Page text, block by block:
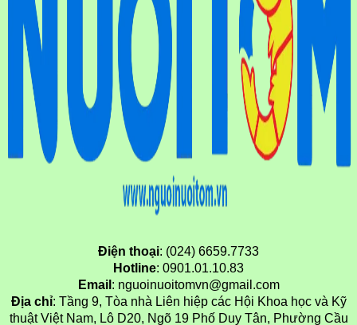
Điện thoại: (024) 6659.7733
Hotline: 0901.01.10.83
Email : nguoinuoitomvn@gmail.com
Địa chỉ: Tầng 9, Tòa nhà Liên hiệp các Hội Khoa học và Kỹ
thuật Việt Nam, Lô D20, Ngõ 19 Phố Duy Tân, Phường Cầu